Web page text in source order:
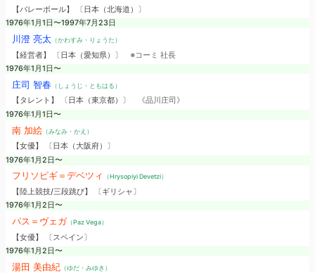
【バレーボール】 〔日本（北海道）〕
1976年1月1日〜1997年7月23日
川澄 亮太（かわすみ・りょうた）
【経営者】 〔日本（愛知県）〕 ※コーミ 社長
1976年1月1日〜
庄司 智春（しょうじ・ともはる）
【タレント】 〔日本（東京都）〕
《品川庄司》
1976年1月1日〜
南 加絵（みなみ・かえ）
【女優】 〔日本（大阪府）〕
1976年1月2日〜
フリソピギ＝デベツィ （Hrysopiyi Devetzi）
【陸上競技/三段跳び】 〔ギリシャ〕
1976年1月2日〜
パス＝ヴェガ （Paz Vega）
【女優】 〔スペイン〕
1976年1月2日〜
湯田 美由紀（ゆだ・みゆき）